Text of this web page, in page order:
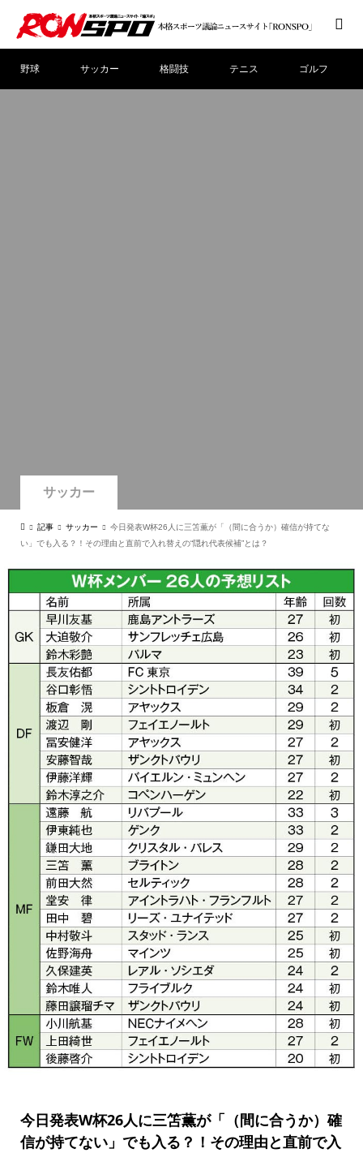
野球 サッカー 格闘技 テニス ゴルフ
サッカー
記事 サッカー
今日発表W杯26人に三笘薫が「（間に合うか）確信が持てな
い」でも入る？！その理由と直前で入れ替えの“隠れ代表候補”とは？
今日発表W杯26人に三笘薫が「（間に合うか）確
信が持てない」でも入る？！その理由と直前で入